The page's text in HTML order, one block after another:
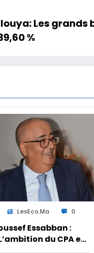
Les
%
LesEco.ma 0
Essabban :
du CPA est
dépasser les